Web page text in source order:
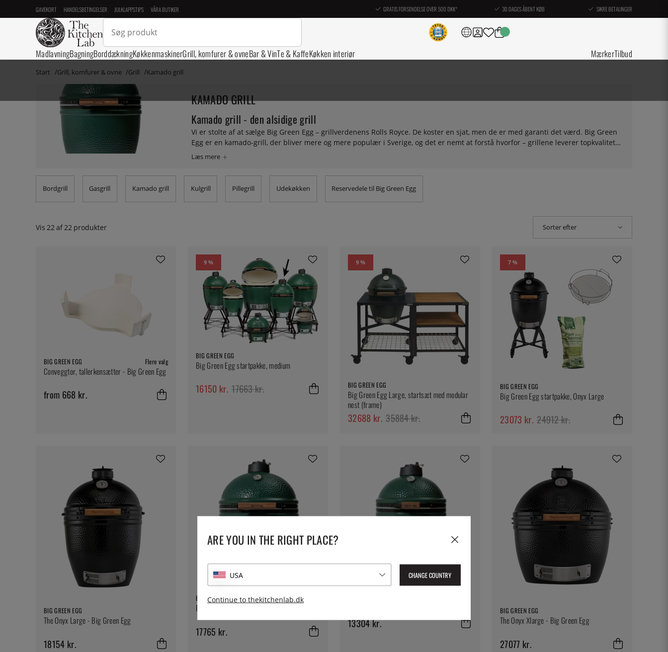
GAVEKORT HANDELSBETINGELSER JULKLAPPSTIPS VÅRA BUTIKER GRATIS FORSENDELSE OVER 500 DKK* 30 DAGES ÅBENT KØB SIKRE BETALINGER
MadlavningBagningBorddækningKøkkenmaskinerGrill, komfurer & ovneBar & VinTe & KaffeKøkken interiør MærkerTilbud
Start Grill, komfurer & ovne Grill Kamado grill
KAMADO GRILL
Kamado grill - den alsidige grill
Vi er stolte af at sælge Big Green Egg – grillverdenens Rolls Royce. De koster en sjat, men de er med garanti det værd. Big Green
Egg er en kamado-grill, der bliver mere og mere populær i Sverige, og det er nemt at forstå hvorfor – grillene leverer topkvalitet
hver gang, uanset om du vil grille, bage i stenovn, slow cook eller bruge varm røg. Vi har solgt Big Green Egg siden starten af
her på hjemmesiden? Kontakt os, så hjælper vi dig med at finde det, du leder efter.
Green Egg. Vi tilbyder en lang række udvidelsessæt, redskaber og reservedele - alt fra forskellige typer grillriste, stegepander og
rengøringsredskaber, til termometre og rene køkkenredskaber. Leder du efter kul, er det i sin egen kategori under Grill, Komfurer
& Ovne. Mere tilbehør kan findes under Grilltilbehør.
Bordgrill Gasgrill Kamado grill Kulgrill Pillegrill Udekøkken Reservedele til Big Green Egg
Vis 22af22 produkter Sorter efter
BIG GREEN EGG Flere valg
Conveggtor, tallerkensætter - Big Green Egg
from 668 kr.
9 %
BIG GREEN EGG
Big Green Egg startpakke, medium
16150 kr. 17663 kr.
9 %
BIG GREEN EGG
Big Green Egg Large, startsæt med modular
nest (frame)
32688 kr. 35884 kr.
7 %
BIG GREEN EGG
Big Green Egg startpakke, Onyx Large
23073 kr. 24912 kr.
BIG GREEN EGG
The Onyx Large - Big Green Egg
18154 kr.
BIG GREEN EGG
Big Green Egg Large
17765 kr.
13304 kr.
BIG GREEN EGG
The Onyx Xlarge - Big Green Egg
27077 kr.
ARE YOU IN THE RIGHT PLACE?
USA CHANGE COUNTRY
Continue to thekitchenlab.dk